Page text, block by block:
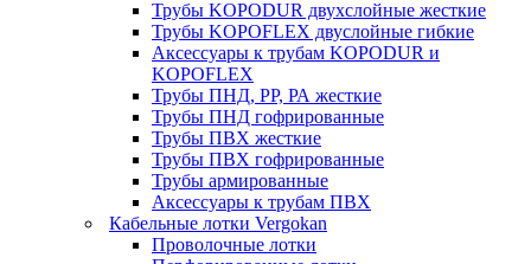
Трубы KOPODUR двухслойные жесткие
Трубы KOPOFLEX двуслойные гибкие
Аксессуары к трубам KOPODUR и
KOPOFLEX
Трубы ПНД, РР, РА жесткие
Трубы ПНД гофрированные
Трубы ПВХ жесткие
Трубы ПВХ гофрированные
Трубы армированные
Аксессуары к трубам ПВХ
Кабельные лотки Vergokan
Проволочные лотки